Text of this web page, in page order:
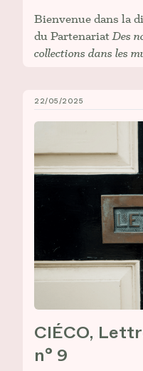
Bienvenue dans la
du PartenariatDes
collections dans les
CIÉCO, Lettre
22/05/2025
CIÉCO,
n° 9